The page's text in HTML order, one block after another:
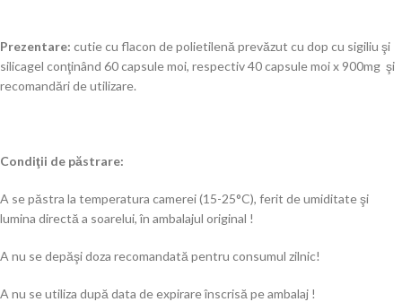
Prezentare: cutie cu flacon de polietilenă prevăzut cu dop cu sigiliu şi
silicagel conţinând 60 capsule moi, respectiv 40 capsule moi x 900mg şi
recomandări de utilizare.
Condiţii de păstrare:
A se păstra la temperatura camerei (15-25°C), ferit de umiditate şi
lumina directă a soarelui, în ambalajul original !
A nu se depăşi doza recomandată pentru consumul zilnic!
A nu se utiliza după data de expirare înscrisă pe ambalaj !